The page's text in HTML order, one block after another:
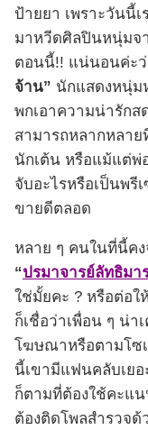
ป้ายยา เพราะวันนี้
มาหวีดศิลปินหนุ่มจ
ตอนนี้!! แน่นอนค่ะว่
จ้าน” นักแสดงหนุ่ม
พกเอาความน่ารักส
สามารถหลากหลาย
นักเต้น หรือแม้แต่พ่
จับอะไรหรือเป็นพรี
ขายดีตลอด
หลาย ๆ คนในที่นี้ค
“ปรมาจารย์ลัทธิมา
ใช่มั้ยคะ ? หรือต่อใ
ก็เชื่อว่าเพื่อน ๆ น่า
โฆษณาหรือตามโซ
นี้เขามีแฟนคลับเย
ก็ตามที่ต้องใช้คะแ
ต้องติดโพลสำรวจด้